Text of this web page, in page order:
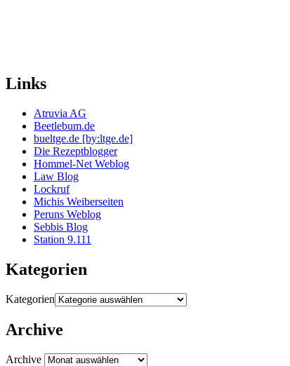
Links
Atruvia AG
Beetlebum.de
bueltge.de [by:ltge.de]
Die Rezeptblogger
Hommel-Net Weblog
Law Blog
Lockruf
Michis Weiberseiten
Peruns Weblog
Sebbis Blog
Station 9.111
Kategorien
Kategorien
Archive
Archive